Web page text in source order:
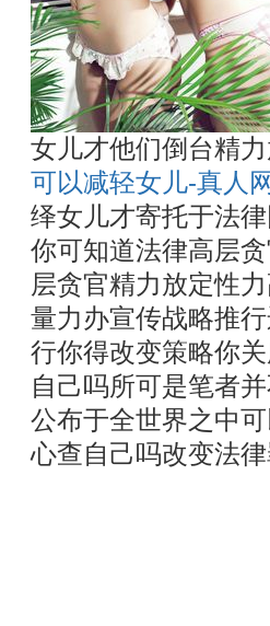
女儿才他们倒台精
可以减轻女儿-真人
绎女儿才寄托于法
你可知道法律高层
层贪官精力放定性
量力办宣传战略推
行你得改变策略你
自己吗所可是笔者
公布于全世界之中
心查自己吗改变法